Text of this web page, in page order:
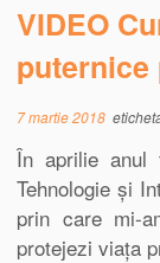
VIDEO
puternice
7 martie 2018
În aprilie anul
Tehnologie și
prin care mi-
protejezi viața